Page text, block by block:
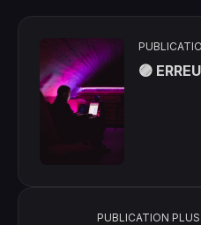
🟣
PUBLICATION